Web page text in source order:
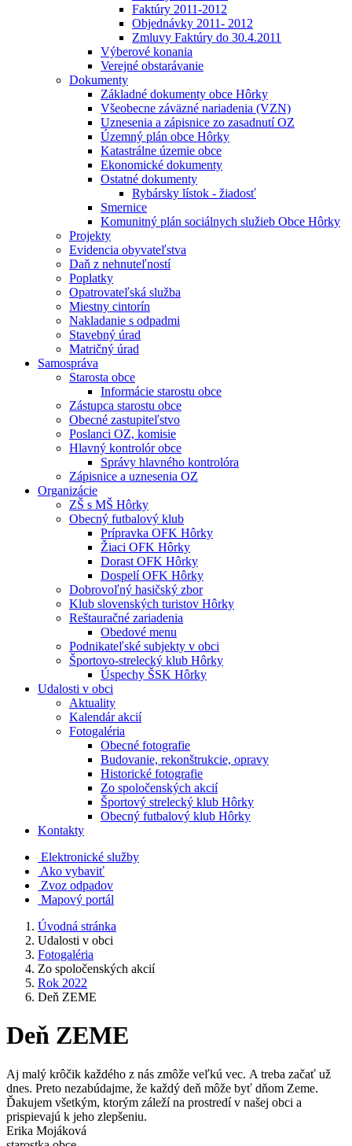
Faktúry 2011-2012
Objednávky 2011- 2012
Zmluvy Faktúry do 30.4.2011
Výberové konania
Verejné obstarávanie
Dokumenty
Základné dokumenty obce Hôrky
Všeobecne záväzné nariadenia (VZN)
Uznesenia a zápisnice zo zasadnutí OZ
Územný plán obce Hôrky
Katastrálne územie obce
Ekonomické dokumenty
Ostatné dokumenty
Rybársky lístok - žiadosť
Smernice
Komunitný plán sociálnych služieb Obce Hôrky
Projekty
Evidencia obyvateľstva
Daň z nehnuteľností
Poplatky
Opatrovateľská služba
Miestny cintorín
Nakladanie s odpadmi
Stavebný úrad
Matričný úrad
Samospráva
Starosta obce
Informácie starostu obce
Zástupca starostu obce
Obecné zastupiteľstvo
Poslanci OZ, komisie
Hlavný kontrolór obce
Správy hlavného kontrolóra
Zápisnice a uznesenia OZ
Organizácie
ZŠ s MŠ Hôrky
Obecný futbalový klub
Prípravka OFK Hôrky
Žiaci OFK Hôrky
Dorast OFK Hôrky
Dospelí OFK Hôrky
Dobrovoľný hasičský zbor
Klub slovenských turistov Hôrky
Reštauračné zariadenia
Obedové menu
Podnikateľské subjekty v obci
Športovo-strelecký klub Hôrky
Úspechy ŠSK Hôrky
Udalosti v obci
Aktuality
Kalendár akcií
Fotogaléria
Obecné fotografie
Budovanie, rekonštrukcie, opravy
Historické fotografie
Zo spoločenských akcií
Športový strelecký klub Hôrky
Obecný futbalový klub Hôrky
Kontakty
Elektronické služby
Ako vybaviť
Zvoz odpadov
Mapový portál
Úvodná stránka
Udalosti v obci
Fotogaléria
Zo spoločenských akcií
Rok 2022
Deň ZEME
Deň ZEME
Aj malý krôčik každého z nás zmôže veľkú vec. A treba začať už
dnes. Preto nezabúdajme, že každý deň môže byť dňom Zeme.
Ďakujem všetkým, ktorým záleží na prostredí v našej obci a
prispievajú k jeho zlepšeniu.
Erika Mojáková